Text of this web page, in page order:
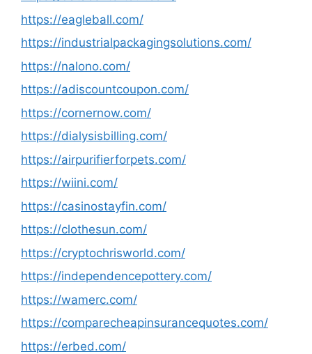
https://eagleball.com/
https://industrialpackagingsolutions.com/
https://nalono.com/
https://adiscountcoupon.com/
https://cornernow.com/
https://dialysisbilling.com/
https://airpurifierforpets.com/
https://wiini.com/
https://casinostayfin.com/
https://clothesun.com/
https://cryptochrisworld.com/
https://independencepottery.com/
https://wamerc.com/
https://comparecheapinsurancequotes.com/
https://erbed.com/